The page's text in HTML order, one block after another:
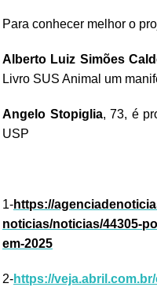
Para conhecer melhor o
Alberto Luiz Simões
Livro SUS Animal um
Angelo Stopiglia, 73, é
USP
1-https://
noticias/noticias/44305-
em-2025
2-https://